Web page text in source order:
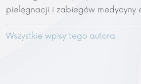
pielęgnacji i zabiegów medycyny
Wszystkie wpisy tego autora